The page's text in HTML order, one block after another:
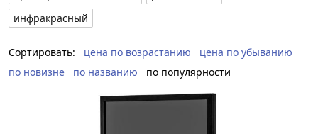
инфракрасный
Сортировать: цена по возрастанию
цена по убыванию
по новизне
по названию по популярности